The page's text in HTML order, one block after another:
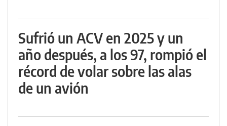
Sufrió un ACV en 2025 y un
año después, a los 97, rompió el
récord de volar sobre las alas
de un avión